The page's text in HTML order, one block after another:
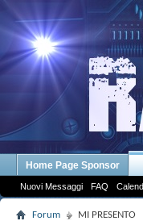
Home Page Sponsor
Nuovi Messaggi FAQ
Forum MI PRESENTO